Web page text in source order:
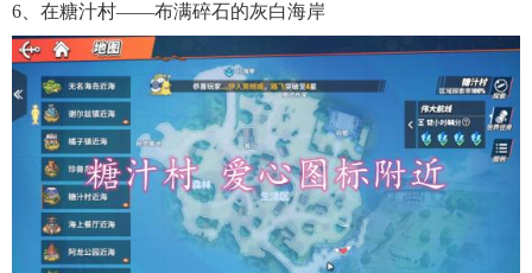
6、在糖汁村——布满碎石的灰白海岸